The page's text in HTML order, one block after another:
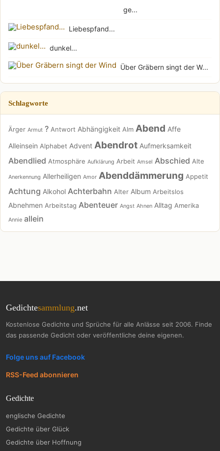
ge...
Liebespfand...
dunkel...
Über Gräbern singt der W...
Schlagworte
Ärger Armut ? Antwort Abhängigkeit Alm Abend Affe
Alleinsein Alphabet Advent Abendrot Aufmerksamkeit
Abendlied Atmosphäre Aufklärung Arbeit Amsel Abschied Alte
Anerkennung Allerheiligen Amor Abenddämmerung Appetit
Achtung Alkohol Achterbahn Alter Album Arbeitslos
Abnehmen Arbeitstag Abenteuer Angst Ahnen Alltag Amerika
Annie allein
Gedichtesammlung.net
Kostenlose Gedichte und Sprüche für alle Anlässe seit 2006. Finde
das passende Gedicht oder veröffentliche deine eigenen.
Folge uns auf Facebook
RSS-Feed abonnieren
Gedichte
englische Gedichte
Gedichte über Glück
Gedichte über Hoffnung